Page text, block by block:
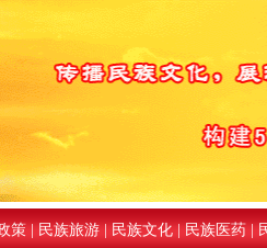
策 民族旅游 民族文化 民族医药